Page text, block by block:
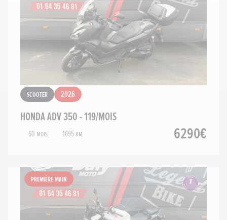
Avec garantie
Rechercher
Réinitialiser les filtres
Scooter 2026
HONDA ADV 350 - 119/MOIS
60 mois 1695 km 6290€
Première main